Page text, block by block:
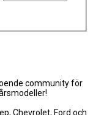
community för
Chevrolet, Ford och